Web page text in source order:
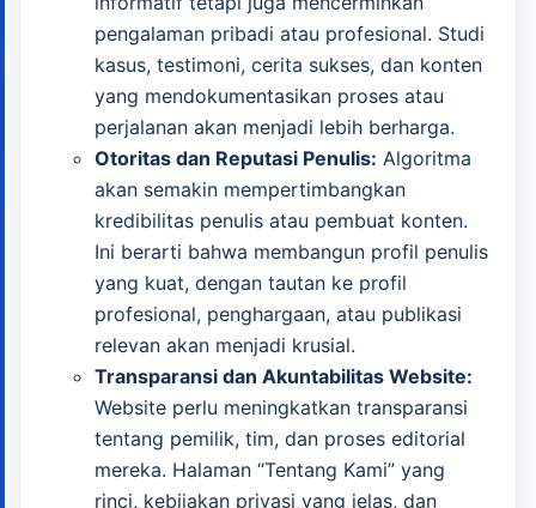
pengalaman pribadi atau profesional. Studi
kasus, testimoni, cerita sukses, dan konten
yang mendokumentasikan proses atau
perjalanan akan menjadi lebih berharga.
Otoritas dan Reputasi Penulis: Algoritma
akan semakin mempertimbangkan
kredibilitas penulis atau pembuat konten.
Ini berarti bahwa membangun profil penulis
yang kuat, dengan tautan ke profil
profesional, penghargaan, atau publikasi
relevan akan menjadi krusial.
Transparansi dan Akuntabilitas Website:
Website perlu meningkatkan transparansi
tentang pemilik, tim, dan proses editorial
mereka. Halaman “Tentang Kami” yang
rinci, kebijakan privasi yang jelas, dan